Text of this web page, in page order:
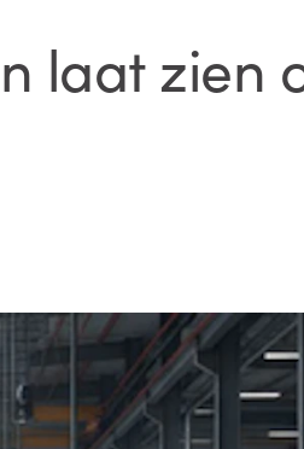
laat zien